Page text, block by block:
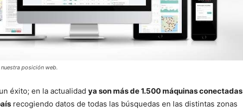
posición web.
éxito; en la actualidad ya son más de 1.500 máquinas conectadas
recogiendo datos de todas las búsquedas en las distintas zonas